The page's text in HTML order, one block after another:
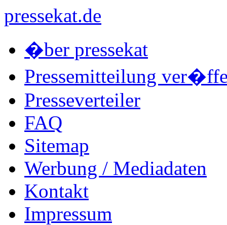
pressekat.de
�ber pressekat
Pressemitteilung
Presseverteiler
FAQ
Sitemap
Werbung / Mediadaten
Kontakt
Impressum